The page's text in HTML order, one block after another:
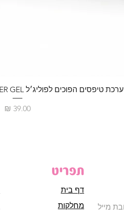
ערכת טיפסים הפוכים לפוליג׳ל POWER GEL – ‏4 צורות רב־פעמיות
מחיר
תפריט
דף בית
מחלקות